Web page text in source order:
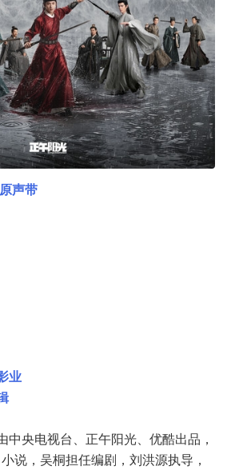
声带
业
中央电视台、正午阳光、优酷出品，
说，吴桐担任编剧，刘洪源执导，